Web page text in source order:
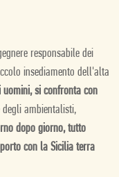
responsabile dei
insediamento dell'alta
uomini, si confronta con
ambientalisti,
dopo giorno, tutto
con la Sicilia terra